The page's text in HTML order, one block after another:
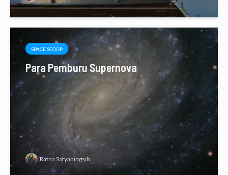
SPACE SCOOP
Para Pemburu Supernova
Ratna Satyaningsih